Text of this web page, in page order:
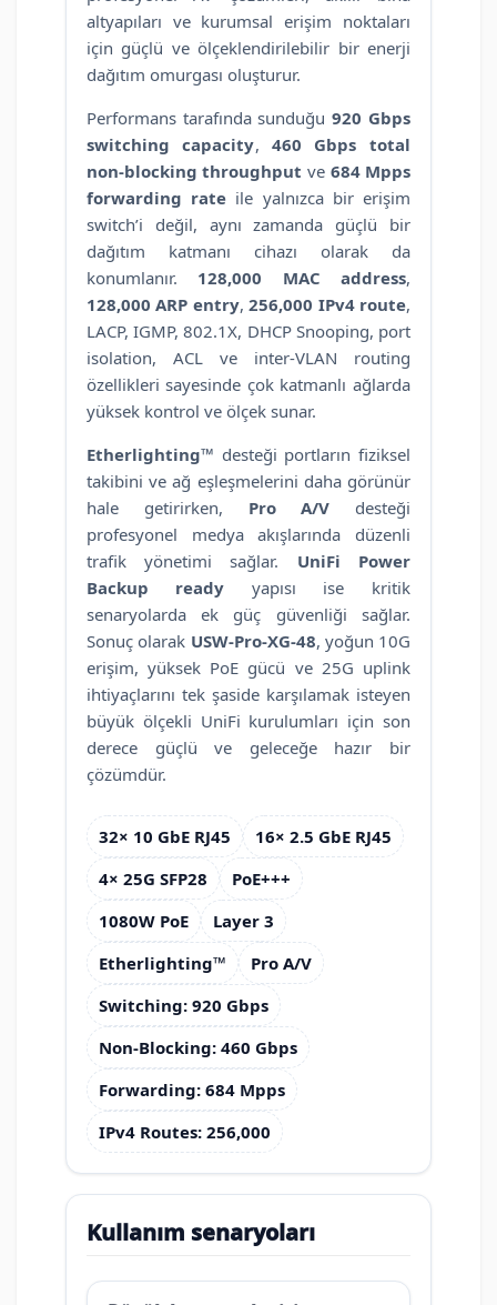
altyapıları ve kurumsal erişim noktaları
için güçlü ve ölçeklendirilebilir bir enerji
dağıtım omurgası oluşturur.
Performans tarafında sunduğu920 Gbps
switching capacity, 460 Gbps total
non-blocking throughput ve 684 Mpps
forwarding rate ile yalnızca bir erişim
switch’i değil, aynı zamanda güçlü bir
dağıtım katmanı cihazı olarak da
konumlanır. 128,000 MAC address,
128,000 ARP entry,256,000 IPv4 route,
LACP, IGMP, 802.1X, DHCP Snooping, port
isolation, ACL ve inter-VLAN routing
özellikleri sayesinde çok katmanlı ağlarda
yüksek kontrol ve ölçek sunar.
Etherlighting™ desteği portların fiziksel
takibini ve ağ eşleşmelerini daha görünür
hale getirirken, Pro A/V desteği
profesyonel medya akışlarında düzenli
trafik yönetimi sağlar. UniFi Power
Backup ready yapısı ise kritik
senaryolarda ek güç güvenliği sağlar.
Sonuç olarak USW-Pro-XG-48, yoğun 10G
erişim, yüksek PoE gücü ve 25G uplink
ihtiyaçlarını tek şaside karşılamak isteyen
büyük ölçekli UniFi kurulumları için son
derece güçlü ve geleceğe hazır bir
çözümdür.
32× 10 GbE RJ45
16× 2.5 GbE RJ45
4× 25G SFP28
PoE+++
1080W PoE
Layer 3
Etherlighting™
Pro A/V
Switching: 920 Gbps
Non-Blocking: 460 Gbps
Forwarding: 684 Mpps
IPv4 Routes: 256,000
Kullanım senaryoları